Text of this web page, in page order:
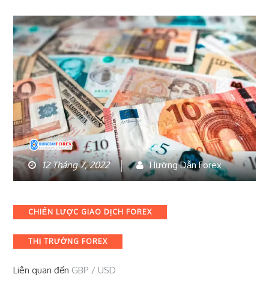
12 Tháng 7, 2022 Hướng Dẫn Forex
Categories
CHIẾN LƯỢC GIAO DỊCH FOREX
THỊ TRƯỜNG FOREX
Liên quan đến GBP / USD